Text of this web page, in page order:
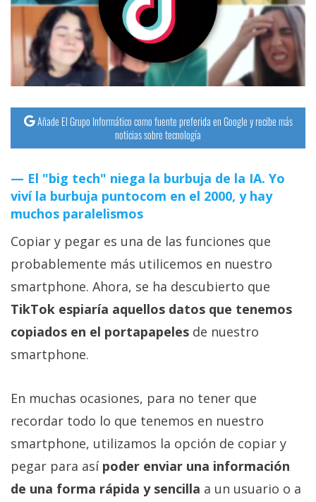
Operadores
Trucos
y
Tutoriales
Sistemas
operativos
Profesional
+
Más
temas
Foros
Contacto
/
Añade El Grupo Informático como fuente preferida en Google y recibe más
noticias sobre tecnología
El "big tech" niega la burbuja de la IA. Yo
viví la burbuja puntocom en el 2000, y hay
muchos paralelismos
Copiar y pegar es una de las funciones que
probablemente más utilicemos en nuestro
smartphone. Ahora, se ha descubierto que
TikTok espiaría aquellos datos que tenemos
copiados en el portapapeles de nuestro
smartphone.
En muchas ocasiones, para no tener que
recordar todo lo que tenemos en nuestro
smartphone, utilizamos la opción de copiar y
pegar para así poder enviar una información
de una forma rápida y sencilla a un usuario o a